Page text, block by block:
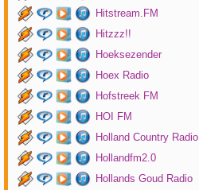
Hitstream.FM
Hitzzz!!
Hoeksezender
Hoex Radio
Hofstreek FM
HOI FM
Holland Country Radio
Hollandfm2.0
Hollands Goud Radio